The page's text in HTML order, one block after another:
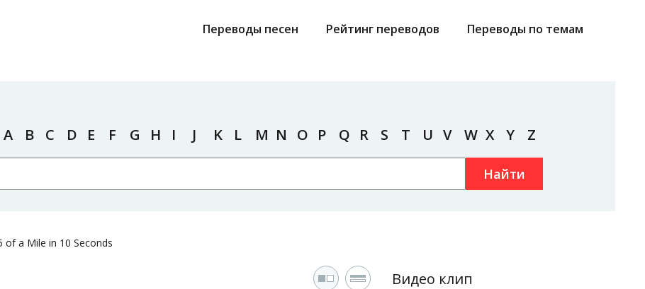
Переводы песен Рейтинг переводов Переводы по темам
A B C D E F G H I J K L M N O P Q R S T U V W X Y Z
Найти
of a Mile in 10 Seconds
Видео клип